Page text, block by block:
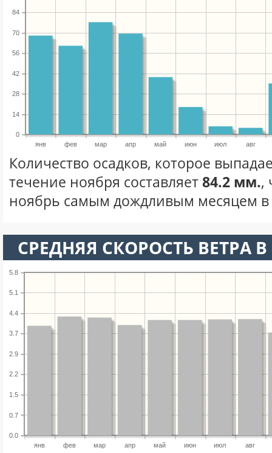
янв фев мар апр май июн июл авг
0
14
28
42
56
70
84
Количество осадков, которое
течение ноября составляет84.2 мм.,
ноябрь самым дождливым месяцем в
СРЕДНЯЯ СКОРОСТЬ ВЕТРА
янв фев мар апр май июн июл авг
0.0
0.7
1.5
2.2
2.9
3.7
4.4
5.1
5.8